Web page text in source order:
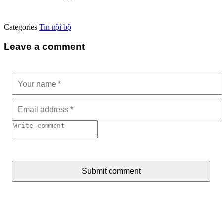
Categories Tin nội bộ
Leave a comment
Submit comment